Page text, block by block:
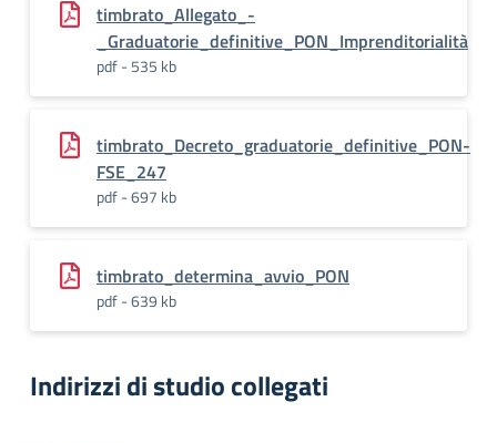
timbrato_Allegato_-
_Graduatorie_definitive_PON_Imprenditorialità
pdf - 535 kb
timbrato_Decreto_graduatorie_definitive_PON-
FSE_247
pdf - 697 kb
timbrato_determina_avvio_PON
pdf - 639 kb
Indirizzi di studio collegati